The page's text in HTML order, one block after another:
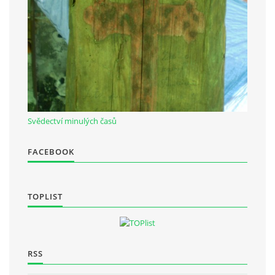
Občanská vzdělávací jednota "Komenský" v Choceradech z.s.
Chocerady 4
257 24 Chocerady
IČ: 498 28 614
Kontaktní osoba:
Svědectví minulých časů
FACEBOOK
TOPLIST
RSS